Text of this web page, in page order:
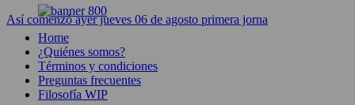
Así comenzó ayer jueves 06 de agosto primera jorna
Home
¿Quiénes somos?
Términos y condiciones
Preguntas frecuentes
Filosofía WIP